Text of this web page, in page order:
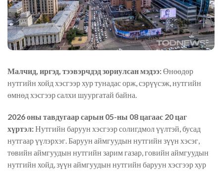
Малчид, иргэд, тээвэрчдэд зориулсан мэдээ:Өнөөдөр
нутгийн хойд хэсгээр хур тунадас орж, сэрүүсэж, нутгийн
өмнөд хэсгээр салхи шуургатай байна.
2026 оны тавдугаар сарын 05-ны 08 цагаас 20 цаг
хүртэл:Нутгийн баруун хэсгээр солигдмол үүлтэй, бусад
нутгаар үүлэрхэг. Баруун аймгуудын нутгийн зүүн хэсэг,
төвийн аймгуудын нутгийн зарим газар, говийн аймгуудын
нутгийн хойд, зүүн аймгуудын нутгийн баруун хэсгээр хур